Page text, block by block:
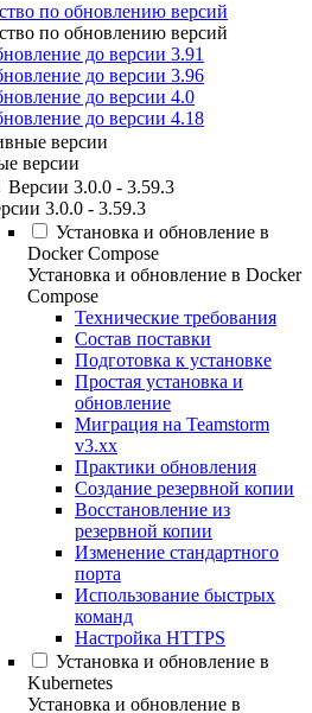
по обновлению версий
по обновлению версий
до версии 3.91
до версии 3.96
до версии 4.0
до версии 4.18
версии
версии
Версии 3.0.0 - 3.59.3
3.0.0 - 3.59.3
Установка и обновление в
Docker Compose
Установка и обновление в Docker
Compose
Технические требования
Состав поставки
Подготовка к установке
Простая установка и
обновление
Миграция на Teamstorm
v3.xx
Практики обновления
Создание резервной копии
Восстановление из
резервной копии
Изменение стандартного
порта
Использование быстрых
команд
Настройка HTTPS
Установка и обновление в
Kubernetes
Установка и обновление в